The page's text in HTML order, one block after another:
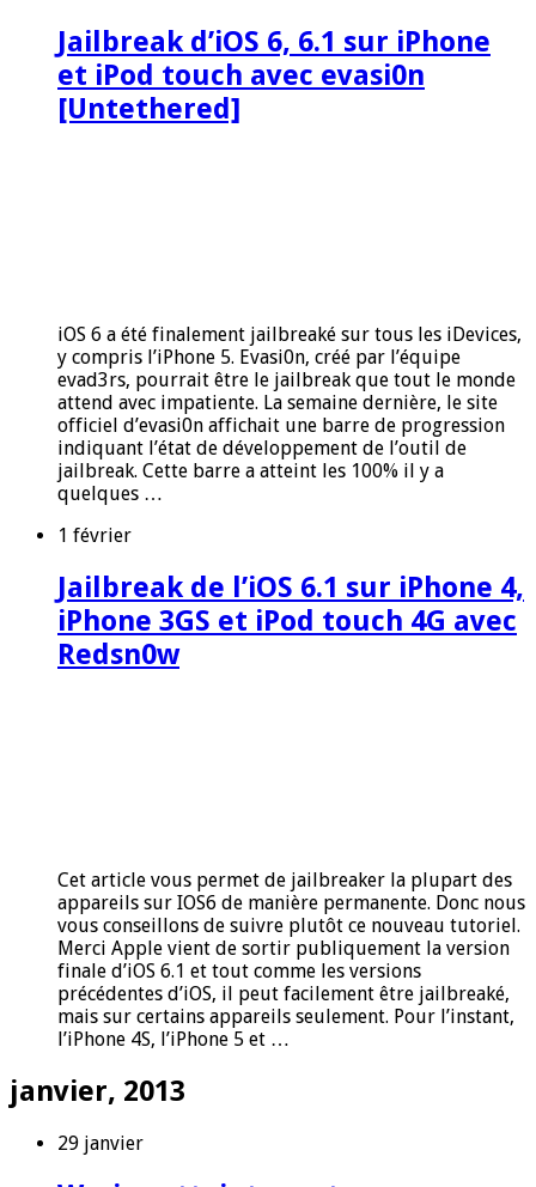
Jailbreak d’iOS 6, 6.1 sur iPhone
et iPod touch avec evasi0n
[Untethered]
iOS 6 a été finalement jailbreaké sur tous les iDevices,
y compris l’iPhone 5. Evasi0n, créé par l’équipe
evad3rs, pourrait être le jailbreak que tout le monde
attend avec impatiente. La semaine dernière, le site
officiel d’evasi0n affichait une barre de progression
indiquant l’état de développement de l’outil de
jailbreak. Cette barre a atteint les 100% il y a
quelques …
1 février
Jailbreak de l’iOS 6.1 sur iPhone 4,
iPhone 3GS et iPod touch 4G avec
Redsn0w
Cet article vous permet de jailbreaker la plupart des
appareils sur IOS6 de manière permanente. Donc nous
vous conseillons de suivre plutôt ce nouveau tutoriel.
Merci Apple vient de sortir publiquement la version
finale d’iOS 6.1 et tout comme les versions
précédentes d’iOS, il peut facilement être jailbreaké,
mais sur certains appareils seulement. Pour l’instant,
l’iPhone 4S, l’iPhone 5 et …
janvier, 2013
29 janvier